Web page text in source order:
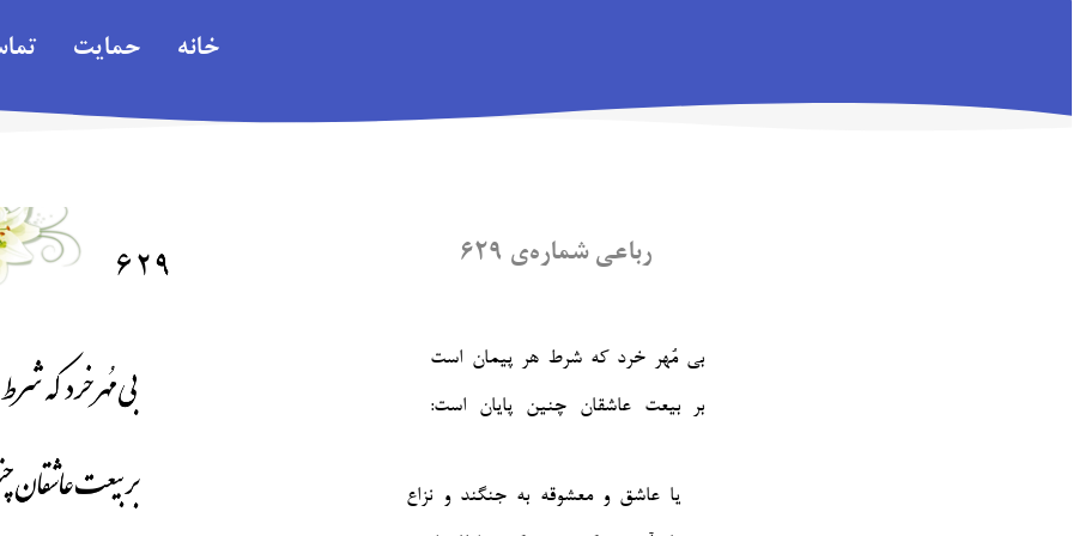
حمایت خانه
رباعی شماره‌ی ۶۲۹
بی مُهر خرد که شرط هر پیمان است
یا عاشق و معشوقه به جنگند و نزاع